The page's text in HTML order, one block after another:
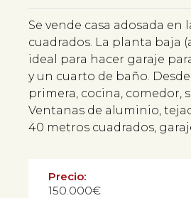
Se vende casa adosada
cuadrados. La planta baja
ideal para hacer garaje
y un cuarto de baño.
primera, cocina, comedor,
Ventanas de aluminio,
40 metros cuadrados,
Precio:
150.000€